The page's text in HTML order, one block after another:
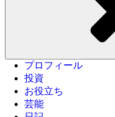
プロフィール
投資
お役立ち
芸能